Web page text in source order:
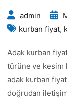
admin
kurban fiyat,
Adak kurban
türüne ve kesim
adak kurban
doğrudan